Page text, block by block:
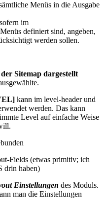
Menüs in die Ausgabe
im
definiert sind, angeben,
werden sollen.
Sitemap dargestellt
kann im level-header und
werden. Das kann
Level auf einfache Weise
Fields (etwas primitiv; ich
drin haben)
Einstellungen des Moduls.
man die Einstellungen